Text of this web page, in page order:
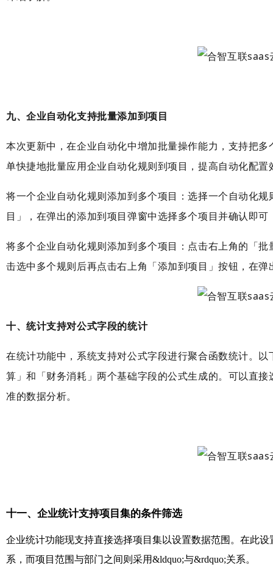
九、企业自动化支持批量添加到项目
本次更新中，在企业自动化中增加批量操作能力，支持把
单快捷地批量应用企业自动化规则到项目，提高自动化配置
将一个企业自动化规则添加到多个项目：选择一个自动化
目」，在弹出的添加到项目弹窗中选择多个项目并确认即可
将多个企业自动化规则添加到多个项目：点击右上角的「
击选中多个规则后再点击右上角「添加到项目」按钮，在
十、统计支持对公式字段的统计
在统计功能中，系统支持对公式字段进行聚合函数统计。
算」和「财务消耗」两个基础字段的公式生成的。可以直
准的数据分析。
十一、企业统计支持项目集的条件筛选
企业统计功能现支持直接选择项目集以设置数据范围。在此
系，而项目范围与部门之间则采用&ldquo;与&rdquo;关系。